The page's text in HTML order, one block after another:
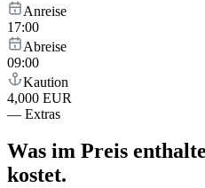
Anreise
17:00
Abreise
09:00
Kaution
4,000 EUR
— Extras
Was im Preis
kostet.